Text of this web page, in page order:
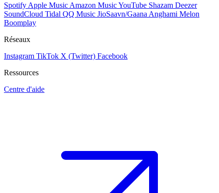
Spotify Apple Music Amazon MusicYouTube Shazam Deezer
SoundCloud Tidal QQ Music JioSaavn/Gaana Anghami Melon
Boomplay
Réseaux
Instagram TikTok X (Twitter) Facebook
Ressources
Centre d'aide